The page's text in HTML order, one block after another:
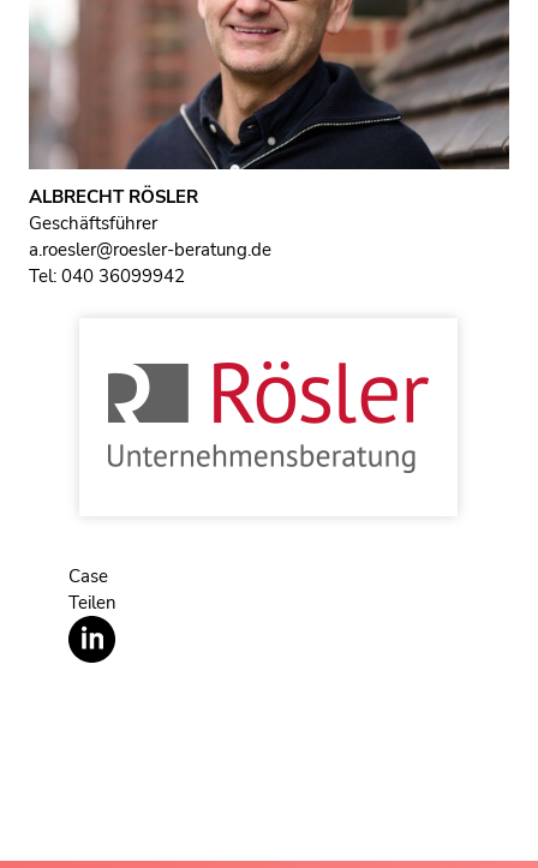
ALBRECHT RÖSLER
Geschäftsführer
a.roesler@roesler-beratung.de
040 36099942
Case
Teilen